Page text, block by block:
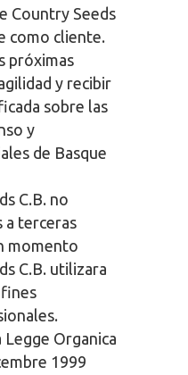
Country Seeds
como cliente.
próximas
y recibir
sobre las
y
de Basque
C.B. no
a terceras
momento
C.B. utilizara
Organica
1999